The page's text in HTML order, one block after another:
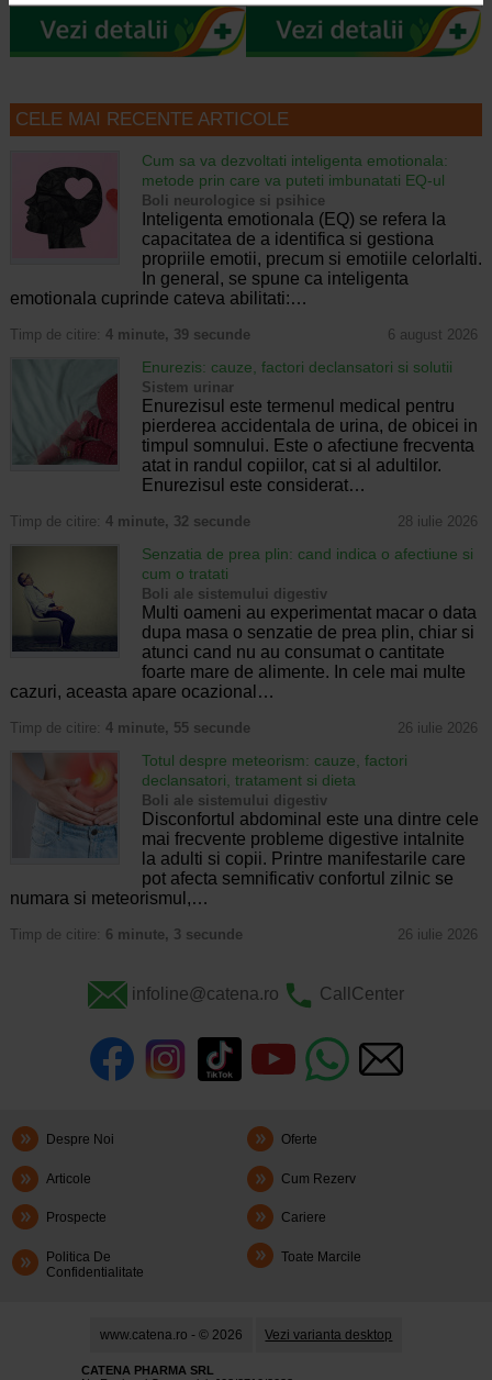
CELE MAI RECENTE ARTICOLE
Cum sa va dezvoltati inteligenta emotionala:
metode prin care va puteti imbunatati EQ-ul
Boli neurologice si psihice
Inteligenta emotionala (EQ) se refera la
capacitatea de a identifica si gestiona
propriile emotii, precum si emotiile celorlalti.
In general, se spune ca inteligenta
emotionala cuprinde cateva abilitati:…
Timp de citire: 4 minute, 39 secunde 6 august 2026
Enurezis: cauze, factori declansatori si solutii
Sistem urinar
Enurezisul este termenul medical pentru
pierderea accidentala de urina, de obicei in
timpul somnului. Este o afectiune frecventa
atat in randul copiilor, cat si al adultilor.
Enurezisul este considerat…
Timp de citire: 4 minute, 32 secunde 28 iulie 2026
Senzatia de prea plin: cand indica o afectiune si
cum o tratati
Boli ale sistemului digestiv
Multi oameni au experimentat macar o data
dupa masa o senzatie de prea plin, chiar si
atunci cand nu au consumat o cantitate
foarte mare de alimente. In cele mai multe
cazuri, aceasta apare ocazional…
Timp de citire: 4 minute, 55 secunde 26 iulie 2026
Totul despre meteorism: cauze, factori
declansatori, tratament si dieta
Boli ale sistemului digestiv
Disconfortul abdominal este una dintre cele
mai frecvente probleme digestive intalnite
la adulti si copii. Printre manifestarile care
pot afecta semnificativ confortul zilnic se
numara si meteorismul,…
Timp de citire: 6 minute, 3 secunde 26 iulie 2026
infoline@catena.ro CallCenter
Despre Noi Oferte
Articole Cum Rezerv
Prospecte Cariere
Politica De
Confidentialitate
Toate Marcile
www.catena.ro - © 2026 Vezi varianta desktop
CATENA PHARMA SRL